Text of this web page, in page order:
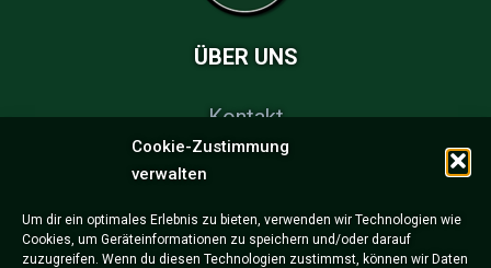
Cookie-Zustimmung
verwalten
Um dir ein optimales Erlebnis zu bieten, verwenden wir Technologien wie
Cookies, um Geräteinformationen zu speichern und/oder darauf
zuzugreifen. Wenn du diesen Technologien zustimmst, können wir Daten
ÜBER UNS
Kontakt
FAQs
Impressum